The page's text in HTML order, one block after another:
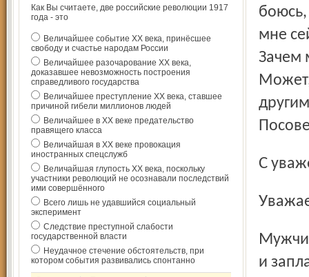
Как Вы считаете, две российские революции 1917
года - это
Величайшее событие ХХ века, принёсшее
свободу и счастье народам России
Величайшее разочарование ХХ века,
доказавшее невозможность построения
справедливого государства
Величайшее преступление ХХ века, ставшее
причиной гибели миллионов людей
Величайшее в ХХ веке предательство
правящего класса
Величайшая в ХХ веке провокация
иностранных спецслужб
Величайшая глупость ХХ века, поскольку
участники революций не осознавали последствий
ими совершённого
Всего лишь не удавшийся социальный
эксперимент
Следствие преступной слабости
государственной власти
Неудачное стечение обстоятельств, при
котором события развивались спонтанно
боюсь,
мне
Зачем
Может,
С
Мужчины нередко ревнуют своих жен к детям, пусть даже
и